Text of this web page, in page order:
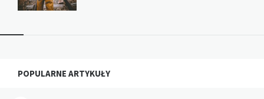
Widgets
POPULARNE ARTYKUŁY